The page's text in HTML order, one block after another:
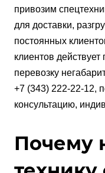
привозим
для доставки,
постоянных
клиентов
перевозку
+7 (343) 222-22-12,
консультацию,
Почему